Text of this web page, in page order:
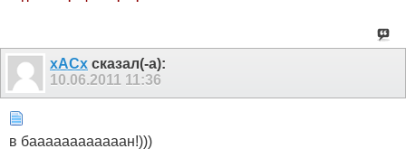
xACx сказал(-а):
10.06.2011 11:36
в баааааааааааан!)))